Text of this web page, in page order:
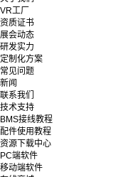
VR工厂
资质证书
展会动态
研发实力
定制化方案
常见问题
新闻
联系我们
技术支持
BMS接线教程
配件使用教程
资源下载中心
PC端软件
移动端软件